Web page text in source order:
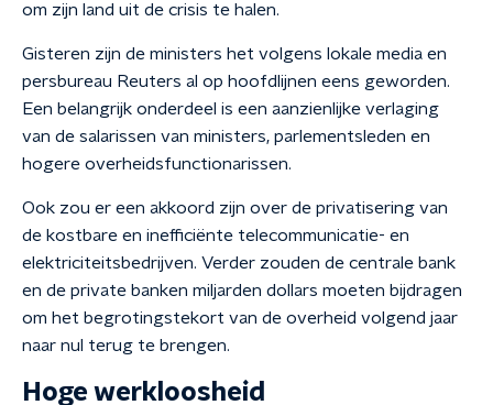
om zijn land uit de crisis te halen.
Gisteren zijn de ministers het volgens lokale media en
persbureau Reuters al op hoofdlijnen eens geworden.
Een belangrijk onderdeel is een aanzienlijke verlaging
van de salarissen van ministers, parlementsleden en
hogere overheidsfunctionarissen.
Ook zou er een akkoord zijn over de privatisering van
de kostbare en inefficiënte telecommunicatie- en
elektriciteitsbedrijven. Verder zouden de centrale bank
en de private banken miljarden dollars moeten bijdragen
om het begrotingstekort van de overheid volgend jaar
naar nul terug te brengen.
Hoge werkloosheid